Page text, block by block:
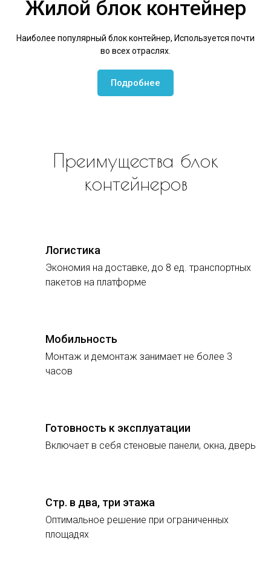
Жилой блок контейнер
Наиболее популярный блок контейнер, Используется почти
во всех отраслях.
Подробнее
Преимущества блок
контейнеров
Логистика
Экономия на доставке, до 8 ед. транспортных
пакетов на платформе
Мобильность
Монтаж и демонтаж занимает не более 3
часов
Готовность к эксплуатации
Включает в себя стеновые панели, окна, дверь
Стр. в два, три этажа
Оптимальное решение при ограниченных
площадях